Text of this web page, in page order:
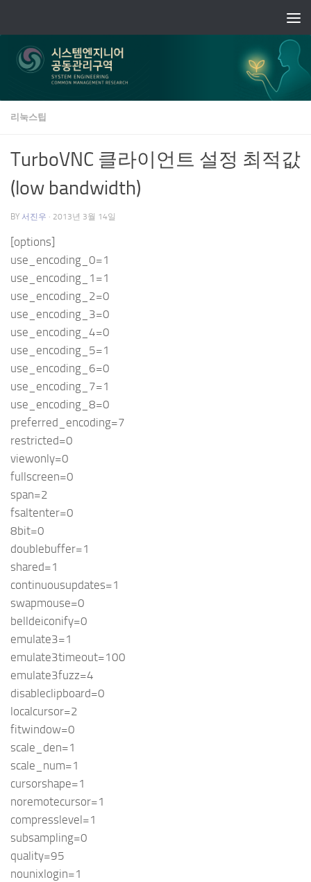
리눅스팁
TurboVNC 클라이언트 설정 최적값
(low bandwidth)
BY 서진우 · 2013년 3월 14일
[options]
use_encoding_0=1
use_encoding_1=1
use_encoding_2=0
use_encoding_3=0
use_encoding_4=0
use_encoding_5=1
use_encoding_6=0
use_encoding_7=1
use_encoding_8=0
preferred_encoding=7
restricted=0
viewonly=0
fullscreen=0
span=2
fsaltenter=0
8bit=0
doublebuffer=1
shared=1
continuousupdates=1
swapmouse=0
belldeiconify=0
emulate3=1
emulate3timeout=100
emulate3fuzz=4
disableclipboard=0
localcursor=2
fitwindow=0
scale_den=1
scale_num=1
cursorshape=1
noremotecursor=1
compresslevel=1
subsampling=0
quality=95
nounixlogin=1